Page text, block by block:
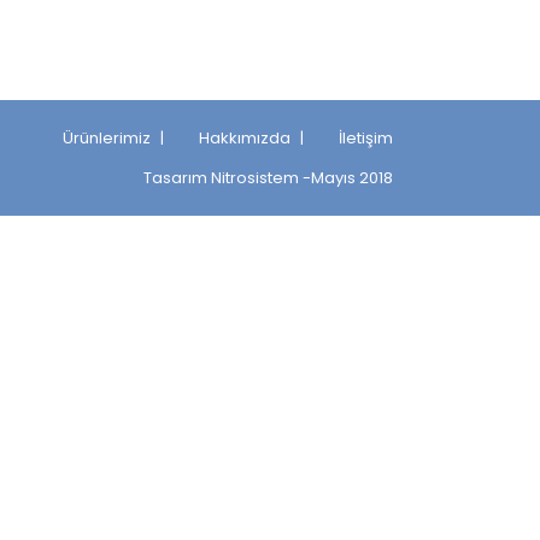
Ürünlerimiz Hakkımızda
İletişim
Tasarım Nitrosistem -Mayıs 2018